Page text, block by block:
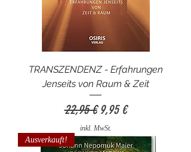
TRANSZENDENZ - Erfahrungen
Jenseits von Raum & Zeit
Standardpreis
22,95 € Sale-Preis
9,95 €
inkl. MwSt.
Ausverkauft!